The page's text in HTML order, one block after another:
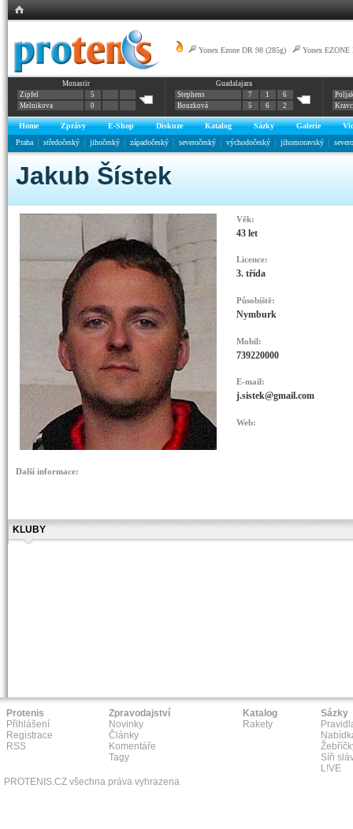
Yonex Ezone DR 98 (285g) Yonex EZONE
Monastir
Zipfel
5
Melnikova
0
Guadalajara
Stephens
7 1
6
Bouzková
5 6 2
Home Zprávy E-Shop Diskuze Katalog Sázky Galerie
Praha
středočeský jihočeský západočeský severočeský východočeský jihomoravský
Jakub Šístek
Věk:
43 let
Licence:
3. třída
Působiště:
Nymburk
Mobil:
739220000
E-mail:
j.sistek@gmail.com
Web:
Další informace:
KLUBY
Protenis
Přihlášení
Registrace
RSS
Zpravodajství
Novinky
Články
Komentáře
Tagy
Katalog
Rakety
Sázky
Síň
L!VE
PROTENIS.CZ všechna práva vyhrazena